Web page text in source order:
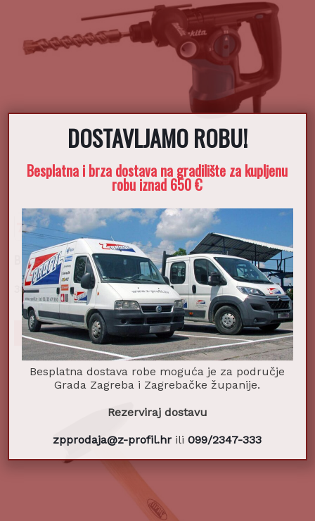
Bušilica čekić HR2800
302,50€
Dodaj u košaricu
DOSTAVLJAMO ROBU!
Besplatna i brza dostava na gradilište za kupljenu
robu iznad 650 €
Besplatna dostava robe moguća je za područje
Grada Zagreba i Zagrebačke županije.
Rezerviraj dostavu
zpprodaja@z-profil.hr ili099/2347-333